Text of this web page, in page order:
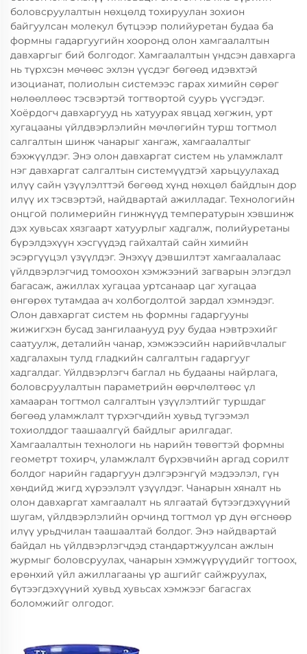
боловсруулалтын нөхцөлд тохируулан зохион
байгуулсан молекул бүтцээр полийуретан будаа ба
формны гадаргуугийн хооронд олон хамгаалалтын
давхаргыг бий болгодог. Хамгаалалтын үндсэн давхарга
нь түрхсэн мөчөөс эхлэн үүсдэг бөгөөд идэвхтэй
изоцианат, полиолын системээс гарах химийн сөрөг
нөлөөллөөс тэсвэртэй тогтвортой суурь үүсгэдэг.
Хоёрдогч давхаргууд нь хатуурах явцад хөгжин, урт
хугацааны үйлдвэрлэлийн мөчлөгийн турш тогтмол
салгалтын шинж чанарыг хангаж, хамгаалалтыг
бэхжүүлдэг. Энэ олон давхаргат систем нь уламжлалт
нэг давхаргат салгалтын системүүдтэй харьцуулахад
илүү сайн үзүүлэлттэй бөгөөд хүнд нөхцөл байдлын дор
илүү их тэсвэртэй, найдвартай ажилладаг. Технологийн
онцгой полимерийн гинжнүүд температурын хэвшинж
дэх хувьсах хязгаарт хатуурлыг хадгалж, полийуретаны
бүрэлдэхүүн хэсгүүдэд гайхалтай сайн химийн
эсэргүүцэл үзүүлдэг. Энэхүү дэвшилтэт хамгаалалаас
үйлдвэрлэгчид томоохон хэмжээний загварын элэгдэл
багасаж, ажиллах хугацаа уртсанаар цаг хугацаа
өнгөрөх тутамдаа ач холбогдолтой зардал хэмнэдэг.
Олон давхаргат систем нь формны гадаргууны
жижигхэн бусад зангилаанууд руу будаа нэвтрэхийг
саатуулж, деталийн чанар, хэмжээсийн нарийвчлалыг
хадгалахын тулд гладкийн салгалтын гадаргууг
хадгалдаг. Үйлдвэрлэгч баглал нь будааны найрлага,
боловсруулалтын параметрийн өөрчлөлтөөс үл
хамааран тогтмол салгалтын үзүүлэлтийг туршдаг
бөгөөд уламжлалт түрхэгчдийн хувьд түгээмэл
тохиолддог таашаалгүй байдлыг арилгадаг.
Хамгаалалтын технологи нь нарийн төвөгтэй формны
геометрт тохирч, уламжлалт бүрхэвчийн аргад сорилт
болдог нарийн гадаргуун дэлгэрэнгүй мэдээлэл, гүн
хөндийд жигд хүрээлэлт үзүүлдэг. Чанарын хяналт нь
олон давхаргат хамгаалалт нь ялгаатай бүтээгдэхүүний
шугам, үйлдвэрлэлийн орчинд тогтмол үр дүн өгснөөр
илүү урьдчилан таашаалтай болдог. Энэ найдвартай
байдал нь үйлдвэрлэгчдэд стандартжуулсан ажлын
журмыг боловсруулах, чанарын хэмжүүрүүдийг тогтоох,
ерөнхий үйл ажиллагааны үр ашгийг сайжруулах,
бүтээгдэхүүний хувьд хувьсах хэмжээг багасгах
боломжийг олгодог.